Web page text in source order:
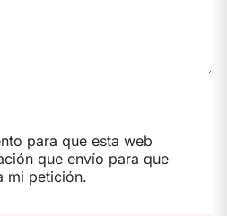
para que esta web
que envío para que
mi petición.